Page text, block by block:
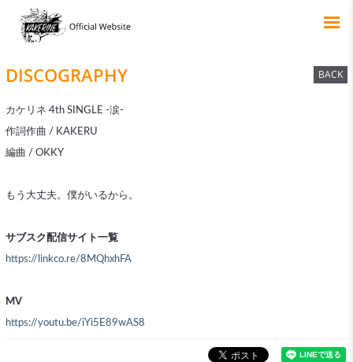
DISCOGRAPHY BACK
カケリネ 4th SINGLE -涙-
作詞作曲 / KAKERU
編曲 / OKKY
もう大丈夫。僕がいるから。
サブスク配信サイト一覧
https://linkco.re/8MQhxhFA
MV
https://youtu.be/iYi5E89wAS8